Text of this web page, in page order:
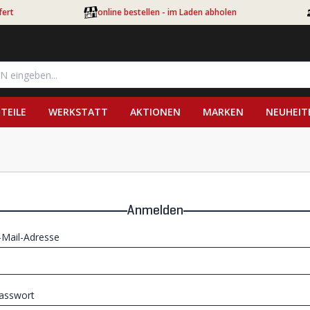
online bestellen - im Laden abholen
WERKSTATT AKTIONEN MARKEN
Anmelden
Mail-Adresse